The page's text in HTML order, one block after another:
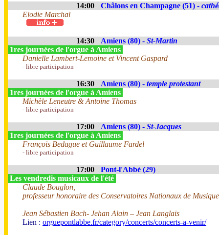
14:00 Châlons en Champagne (51) -
Elodie Marchal
14:30 Amiens (80) - St-Martin
1res journées de l'orgue à Amiens
Danielle Lambert-Lemoine et Vincent Gaspard
- libre participation
16:30 Amiens (80) - temple protestant
1res journées de l'orgue à Amiens
Michèle Leneutre & Antoine Thomas
- libre participation
17:00 Amiens (80) - St-Jacques
1res journées de l'orgue à Amiens
François Bedague et Guillaume Fardel
- libre participation
17:00
Pont-l'Abbé (29)
Les vendredis musicaux de l'été
Claude Bouglon,
professeur honoraire des Conservatoires Nationaux de Musique
Jean Sébastien Bach- Jehan Alain – Jean Langlais
Lien : orguepontlabbe.fr/category/concerts/concerts-a-venir/